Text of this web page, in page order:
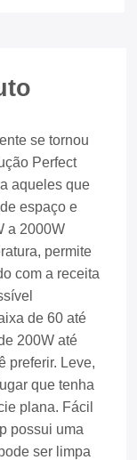
se tornou
Perfect
aqueles que
espaço e
a 2000W
permite
com a receita
de 60 até
200W até
preferir. Leve,
que tenha
plana. Fácil
possui uma
ser limpa